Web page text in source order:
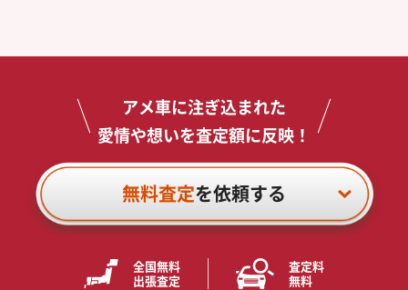
アメ車に注ぎ込まれた
愛情や想いを査定額に反映！
無料査定を依頼する
全国無料
出張査定
査定料
無料